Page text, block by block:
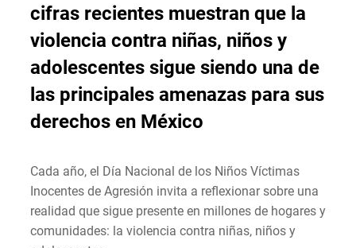
cifras recientes muestran que la
violencia contra niñas, niños y
adolescentes sigue siendo una de
las principales amenazas para sus
derechos en México
Cada año, el Día Nacional de los Niños Víctimas
Inocentes de Agresión invita a reflexionar sobre una
realidad que sigue presente en millones de hogares y
comunidades: la violencia contra niñas, niños y